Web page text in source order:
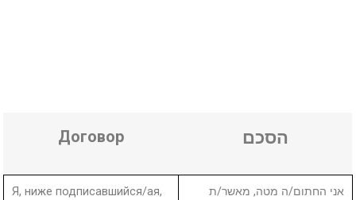
Договор הסכם
Я, ниже подписавшийся/ая,
אני החתום/ה מטה, מאשר/ת